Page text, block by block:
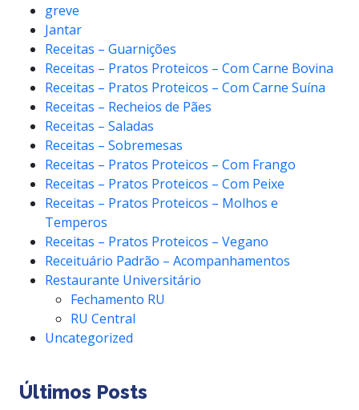
greve
Jantar
Receitas – Guarnições
Receitas – Pratos Proteicos – Com Carne Bovina
Receitas – Pratos Proteicos – Com Carne Suína
Receitas – Recheios de Pães
Receitas – Saladas
Receitas – Sobremesas
Receitas – Pratos Proteicos – Com Frango
Receitas – Pratos Proteicos – Com Peixe
Receitas – Pratos Proteicos – Molhos e
Temperos
Receitas – Pratos Proteicos – Vegano
Receituário Padrão – Acompanhamentos
Restaurante Universitário
Fechamento RU
RU Central
Uncategorized
Últimos Posts